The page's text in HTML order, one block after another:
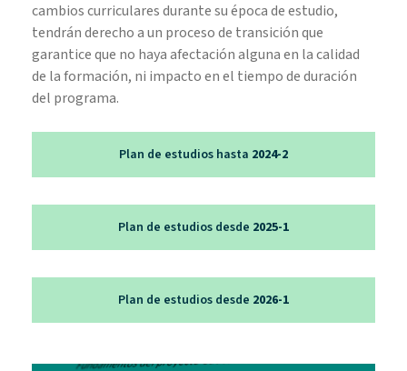
cambios curriculares durante su época de estudio,
tendrán derecho a un proceso de transición que
garantice que no haya afectación alguna en la calidad
de la formación, ni impacto en el tiempo de duración
del programa.
Plan de estudios hasta 2024-2
Plan de estudios desde 2025-1
Plan de estudios desde 2026-1